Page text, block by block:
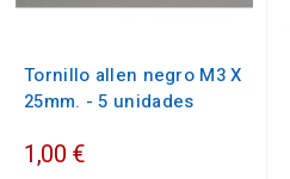
Tornillo allen negro M3 X
25mm. - 5 unidades
1,00 €